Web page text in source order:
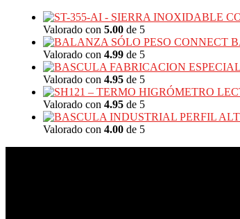
Valorado con 5.00 de 5
Valorado con 4.99 de 5
Valorado con 4.95 de 5
Valorado con 4.95 de 5
Valorado con 4.00 de 5